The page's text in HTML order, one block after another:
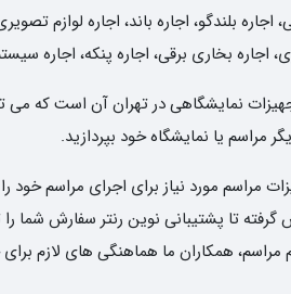
بلندگو، اجاره باند، اجاره لوازم
اجاره بخاری برقی، اجاره پنکه، اجاره
نمایشگاهی در تهران آن است که
مراسم یا نمایشگاه خود بپردازید.
مورد نیاز برای اجرای مراسم خود
دریافت وسایل، با شماره های ۶۶۸۳۶۵۸۰-۰۲۱، ۸۸۹۱۴۲۷۱-۰۲۱ تماس
همکاران ما هماهنگی های لازم